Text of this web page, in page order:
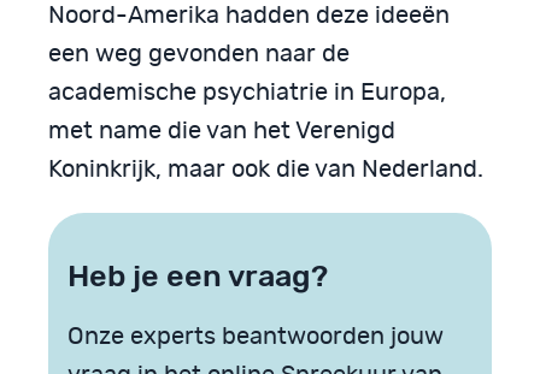
Noord-Amerika hadden deze ideeën
een weg gevonden naar de
academische psychiatrie in Europa,
met name die van het Verenigd
Koninkrijk, maar ook die van Nederland.
Heb je een vraag?
Onze experts beantwoorden jouw